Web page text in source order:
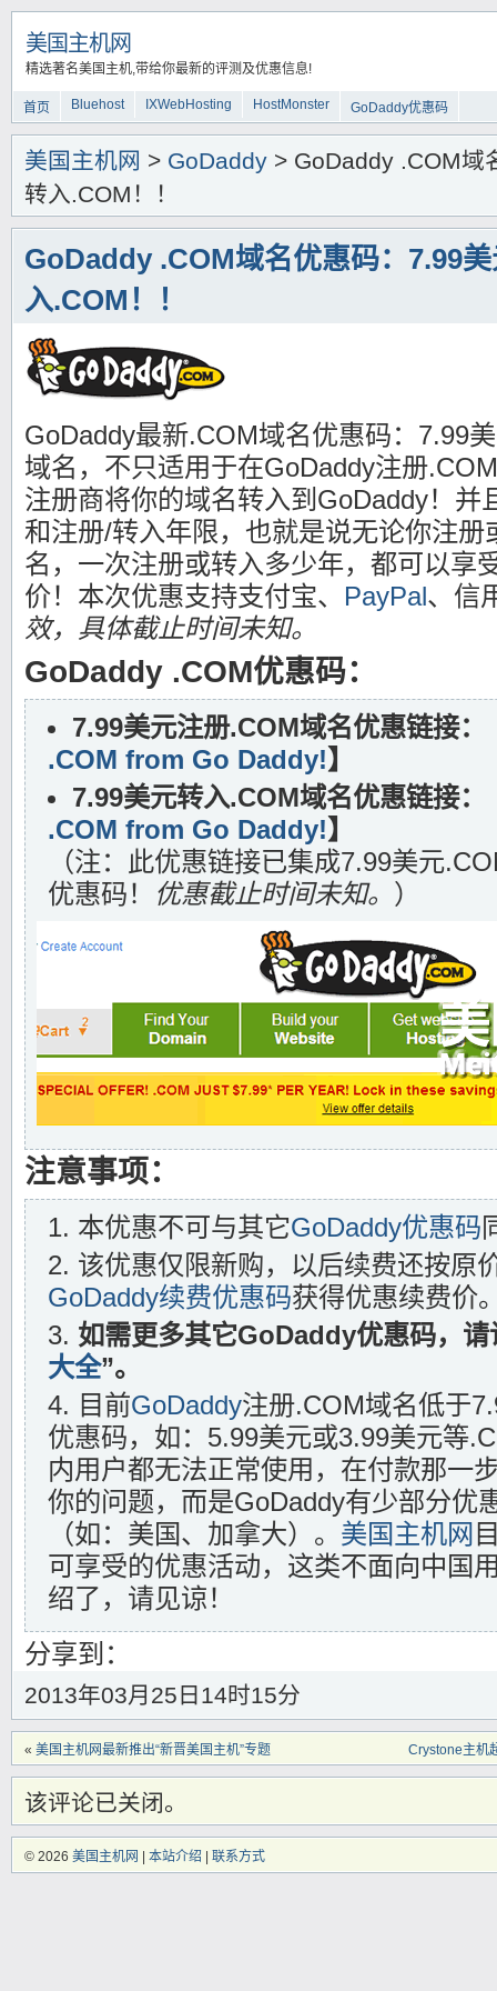
美国主机网
精选著名美国主机,带给你最新的评测及优惠信息!
首页 Bluehost IXWebHosting HostMonster GoDaddy优惠码
美国主机网 > GoDaddy > GoDaddy .COM域
转入.COM！！
GoDaddy .COM域名优惠码：7.99
入.COM！！
GoDaddy最新.COM域名优惠码：7.99
域名，不只适用于在GoDaddy注册
注册商将你的域名转入到GoDaddy！并
和注册/转入年限，也就是说无论你注册
名，一次注册或转入多少年，都可以享
价！本次优惠支持支付宝、 PayPal、信
效，具体截止时间未知。
GoDaddy .COM优惠码：
7.99美元注册.COM域名优惠链接：
.COM from Go Daddy!】
7.99美元转入.COM域名优惠链接：
.COM from Go Daddy!】
（注：此优惠链接已集成7.99美元
优惠码！
优惠截止时间未知。 ）
注意事项：
本优惠不可与其它GoDaddy优惠码
该优惠仅限新购，以后续费还按原
GoDaddy续费优惠码获得优惠续费价
如需更多其它GoDaddy优惠码，请
大全”。
目前GoDaddy注册.COM域名低于
优惠码，如：5.99美元或3.99美元等
内用户都无法正常使用，在付款那一
你的问题，而是GoDaddy有少部分优
（如：美国、加拿大）。 美国主机网
可享受的优惠活动，这类不面向中国
绍了，请见谅！
分享到：
2013年03月25日14时15分
« 美国主机网最新推出“新晋美国主机”专题 Crystone主机
该评论已关闭。
© 2026 美国主机网 本站介绍 联系方式